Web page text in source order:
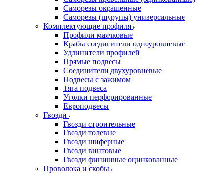
Саморезы окрашенные
Саморезы (шурупы) универсальные
Комплектующие профиля
Профили маячковые
Крабы соединители одноуровневые
Удлинители профилей
Прямые подвесы
Соединители двухуровневые
Подвесы с зажимом
Тяга подвеса
Уголки перфорированные
Европодвесы
Гвозди
Гвозди строительные
Гвозди толевые
Гвозди шиферные
Гвозди винтовые
Гвозди финишные оцинкованные
Проволока и скобы